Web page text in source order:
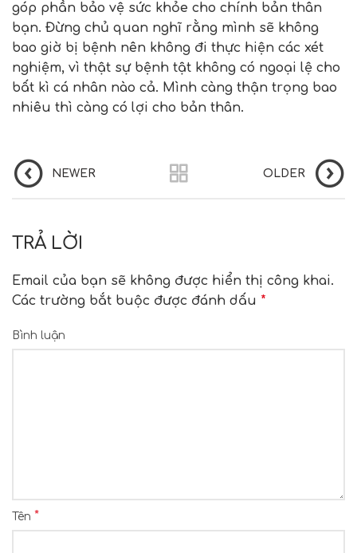
góp phần bảo vệ sức khỏe cho chính bản thân
bạn. Đừng chủ quan nghĩ rằng mình sẽ không
bao giờ bị bệnh nên không đi thực hiện các xét
nghiệm, vì thật sự bệnh tật không có ngoại lệ cho
bất kì cá nhân nào cả. Mình càng thận trọng bao
nhiêu thì càng có lợi cho bản thân.
NEWER OLDER
TRẢ LỜI
Email của bạn sẽ không được hiển thị công khai.
Các trường bắt buộc được đánh dấu *
Bình luận
Tên *